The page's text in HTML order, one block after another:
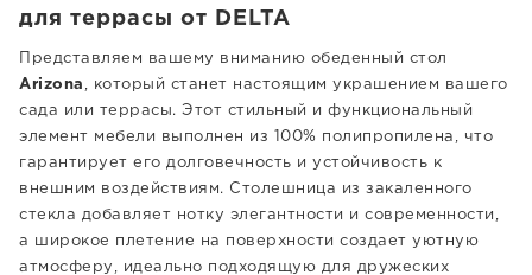
для террасы от DELTA
Представляем вашему вниманию обеденный стол
Arizona
, который станет настоящим украшением вашего
сада или террасы. Этот стильный и функциональный
элемент мебели выполнен из 100% полипропилена, что
гарантирует его долговечность и устойчивость к
внешним воздействиям. Столешница из закаленного
стекла добавляет нотку элегантности и современности,
а широкое плетение на поверхности создает уютную
атмосферу, идеально подходящую для дружеских